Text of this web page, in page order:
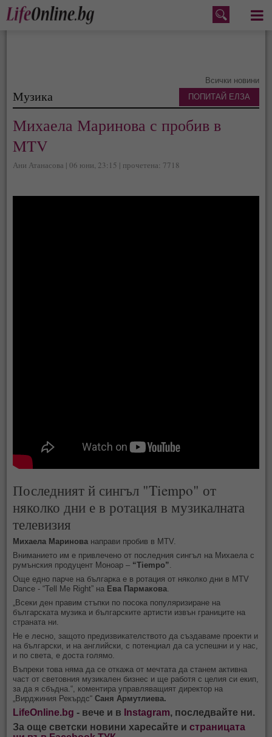
Меню
Всички новини
Музика
Михаела Маринова с пробив в
MTV
Ани Атанасова | 06 юни, 23:15 | прочетена: 7718
Последният й сингъл "Tiempo" от
няколко дни е в ротация в музикалната
телевизия
Михаела Маринова направи пробив в MTV.
Вниманието им е привлечено от последния сингъл на Михаела с
румънския продуцент Моноар– “Tiempo”.
Още едно парче на българка е в ротация от няколко дни в MTV
Dance - “Tell Me Right” на Ева Пармакова.
„Всеки ден правим стъпки по посока популяризиране на
българската музика и българските артисти извън границите на
страната ни.
Не е лесно, защото предизвикателството да създаваме проекти и
на български, и на английски, с потенциал да са успешни и у нас,
и по света, е доста голямо.
Въпреки това няма да се откажа от мечтата да станем активна
част от световния музикален бизнес и ще работя с целия си екип,
за да я сбъдна.“, коментира управляващият директор на
„Вирджиния Рекърдс“Саня Армутлиева.
LifeOnline.bg - вече и в Instagram, последвайте ни.
За още светски новини харесайте истраницата
ПОПИТАЙ ЕЛЗА